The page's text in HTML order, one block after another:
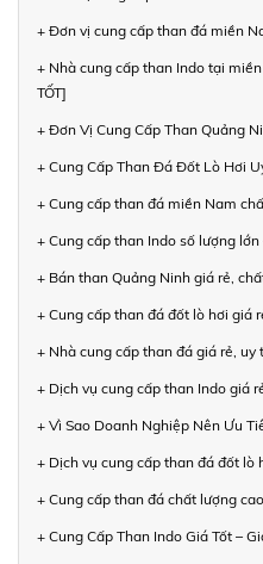
+ Đơn vị cung cấp than đá miền
+ Nhà cung cấp than Indo tại
TỐT]
+ Đơn Vị Cung Cấp Than Quảng
+ Cung Cấp Than Đá Đốt Lò Hơi
+ Cung cấp than đá miền Nam
+ Cung cấp than Indo số lượng
+ Bán than Quảng Ninh giá rẻ,
+ Cung cấp than đá đốt lò hơi giá
+ Nhà cung cấp than đá giá rẻ,
+ Dịch vụ cung cấp than Indo giá
+ Vì Sao Doanh Nghiệp Nên Ưu
+ Dịch vụ cung cấp than đá đốt lò
+ Cung cấp than đá chất lượng
+ Cung Cấp Than Indo Giá Tốt –